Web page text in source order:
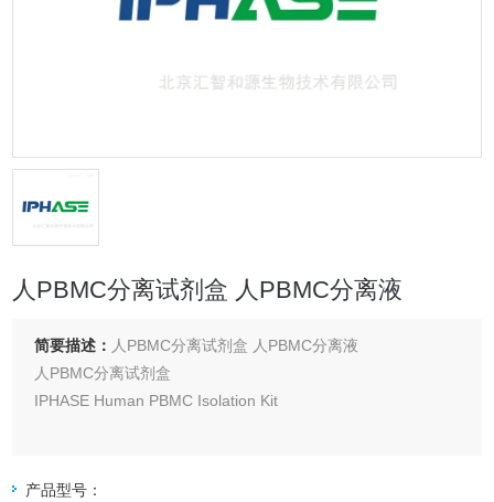
人PBMC分离试剂盒 人PBMC分离液
简要描述： 人PBMC分离试剂盒 人PBMC分离液
人PBMC分离试剂盒
IPHASE Human PBMC Isolation Kit
分离液 100mL
产品型号：